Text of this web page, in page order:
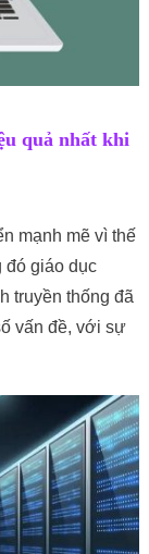
quả nhất khi
mạnh mẽ vì thế
đó giáo dục
truyền thống đã
vấn đề, với sự